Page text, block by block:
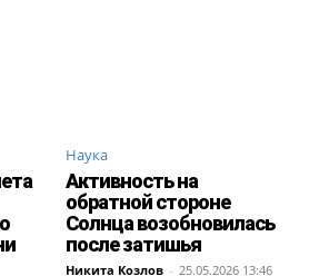
Наука
Активность на
обратной стороне
Солнца возобновилась
после затишья
Никита Козлов - 25.05.2026 13:46